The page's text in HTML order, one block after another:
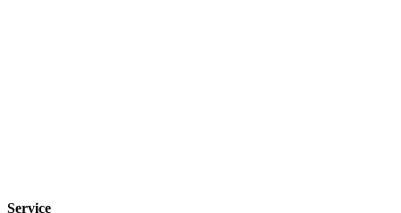
Service